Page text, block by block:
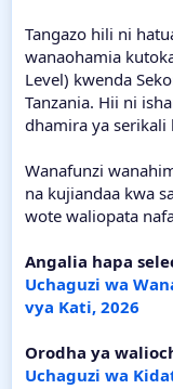
Tangazo hili ni
wanaohamia
Level) kwenda
Tanzania. Hii ni
dhamira ya serikali
Wanafunzi
na kujiandaa kwa
wote waliopata
Angalia hapa
Uchaguzi wa
vya Kati, 2026
Orodha ya
Uchaguzi wa